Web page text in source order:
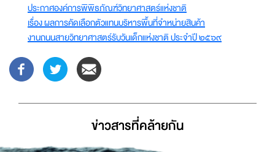
ประกาศองค์การพิพิธภัณฑ์วิทยาศาสตร์แห่งชาติ
เรื่อง ผลการคัดเลือกตัวแทนบริหารพื้นที่จำหน่ายสินค้า
งานถนนสายวิทยาศาสตร์รับวันเด็กแห่งชาติ ประจำปี ๒๕๖๙
ข่าวสารที่่คล้ายกัน